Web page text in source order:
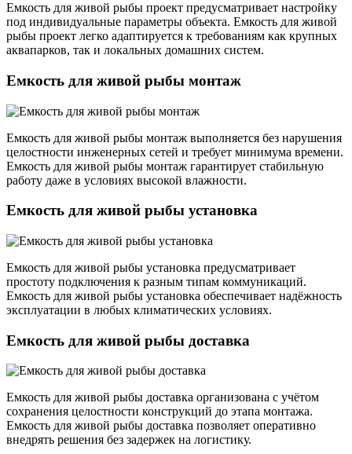
Емкость для живой рыбы проект предусматривает настройку
под индивидуальные параметры объекта. Емкость для живой
рыбы проект легко адаптируется к требованиям как крупных
аквапарков, так и локальных домашних систем.
Емкость для живой рыбы монтаж
Емкость для живой рыбы монтаж выполняется без нарушения
целостности инженерных сетей и требует минимума времени.
Емкость для живой рыбы монтаж гарантирует стабильную
работу даже в условиях высокой влажности.
Емкость для живой рыбы установка
Емкость для живой рыбы установка предусматривает
простоту подключения к разным типам коммуникаций.
Емкость для живой рыбы установка обеспечивает надёжность
эксплуатации в любых климатических условиях.
Емкость для живой рыбы доставка
Емкость для живой рыбы доставка организована с учётом
сохранения целостности конструкций до этапа монтажа.
Емкость для живой рыбы доставка позволяет оперативно
внедрять решения без задержек на логистику.